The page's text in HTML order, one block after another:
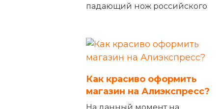
падающий нож российского
Как красиво оформить
магазин на Алиэкспресс?